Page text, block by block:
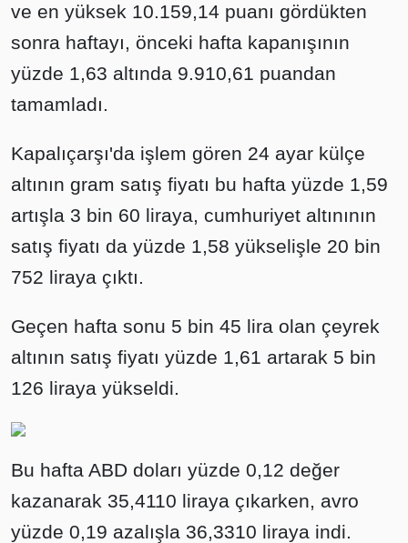
ve en yüksek 10.159,14 puanı gördükten
sonra haftayı, önceki hafta kapanışının
yüzde 1,63 altında 9.910,61 puandan
tamamladı.
Kapalıçarşı'da işlem gören 24 ayar külçe
altının gram satış fiyatı bu hafta yüzde 1,59
artışla 3 bin 60 liraya, cumhuriyet altınının
satış fiyatı da yüzde 1,58 yükselişle 20 bin
752 liraya çıktı.
Geçen hafta sonu 5 bin 45 lira olan çeyrek
altının satış fiyatı yüzde 1,61 artarak 5 bin
126 liraya yükseldi.
Bu hafta ABD doları yüzde 0,12 değer
kazanarak 35,4110 liraya çıkarken, avro
yüzde 0,19 azalışla 36,3310 liraya indi.